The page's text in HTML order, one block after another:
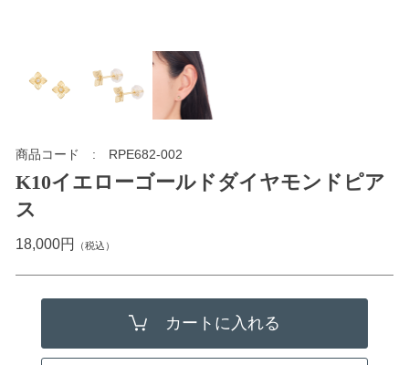
商品コード RPE682-002
K10イエローゴールドダイヤモンドピア
ス
18,000円 （税込）